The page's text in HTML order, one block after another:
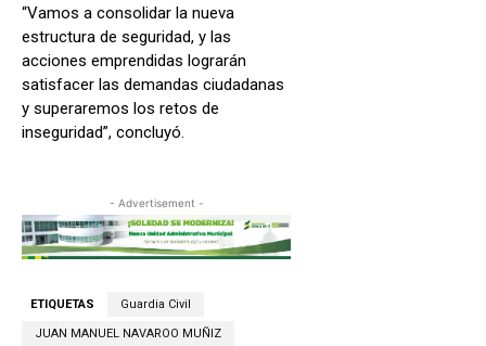
“Vamos a consolidar la nueva
estructura de seguridad, y las
acciones emprendidas lograrán
satisfacer las demandas ciudadanas
y superaremos los retos de
inseguridad”, concluyó.
- Advertisement -
ETIQUETAS Guardia Civil
JUAN MANUEL NAVAROO MUÑIZ